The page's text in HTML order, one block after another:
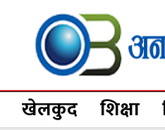
खेलकुद शिक्षा